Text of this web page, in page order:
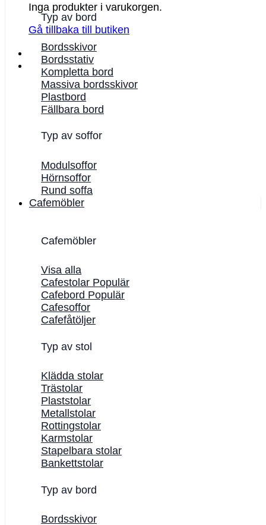
Inga produkter i varukorgen.
Gå tillbaka till butiken
Typ av bord
Bordsskivor
Bordsstativ
Kompletta bord
Massiva bordsskivor
Plastbord
Fällbara bord
Typ av soffor
Modulsoffor
Hörnsoffor
Rund soffa
Cafemöbler
Cafemöbler
Visa alla
Cafestolar
Cafebord
Cafesoffor
Cafefåtöljer
Typ av stol
Klädda stolar
Trästolar
Plaststolar
Metallstolar
Rottingstolar
Karmstolar
Stapelbara stolar
Bankettstolar
Typ av bord
Bordsskivor